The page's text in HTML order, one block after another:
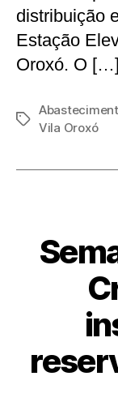
distribuição
Estação
Oroxó. O […]
Tags
Vila Oroxó